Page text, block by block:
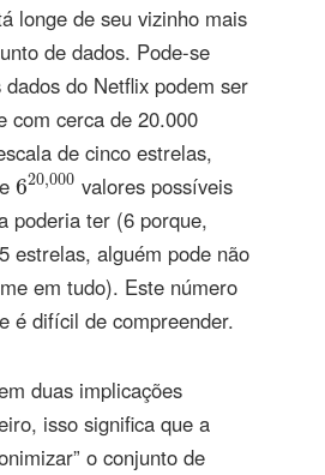
longe de seu vizinho mais
de dados. Pode-se
do Netflix podem ser
com cerca de 20.000
de cinco estrelas,
620,000
620,000valores possíveis
poderia ter (6 porque,
estrelas, alguém pode não
em tudo). Este número
é difícil de compreender.
duas implicações
isso significa que a
o conjunto de